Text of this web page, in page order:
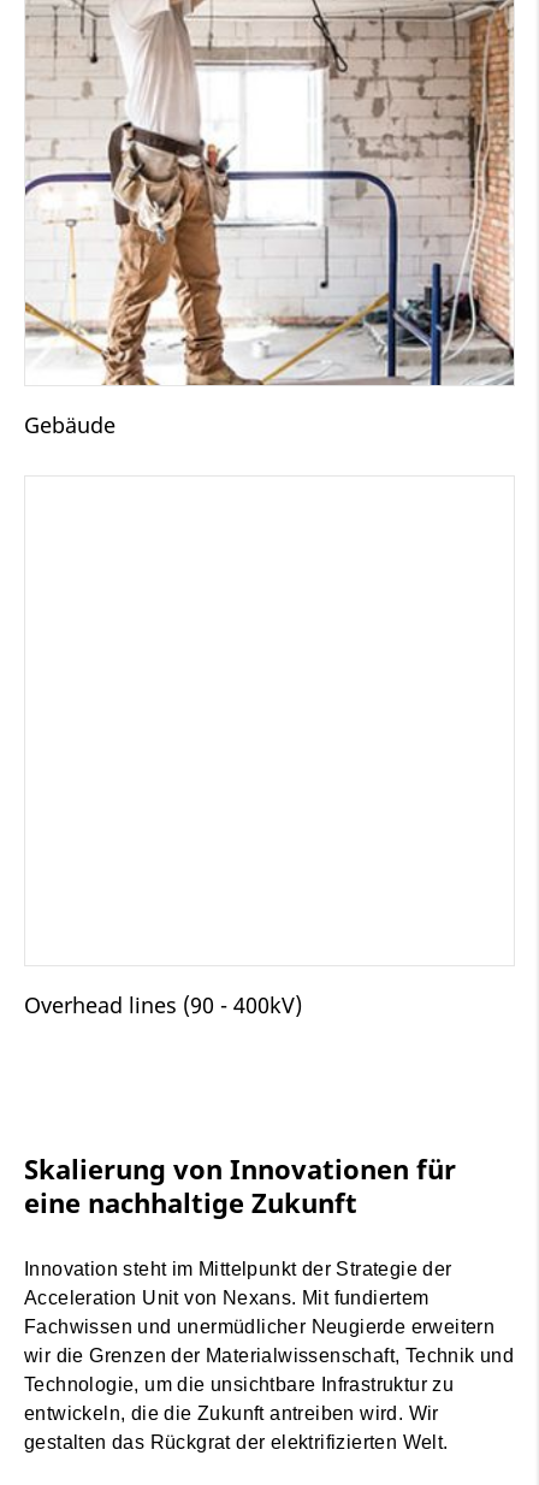
Gebäude
Overhead lines (90 - 400kV)
Skalierung von Innovationen für
eine nachhaltige Zukunft
Innovation steht im Mittelpunkt der Strategie der
Acceleration Unit von Nexans. Mit fundiertem
Fachwissen und unermüdlicher Neugierde erweitern
wir die Grenzen der Materialwissenschaft, Technik und
Technologie, um die unsichtbare Infrastruktur zu
entwickeln, die die Zukunft antreiben wird. Wir
gestalten das Rückgrat der elektrifizierten Welt.